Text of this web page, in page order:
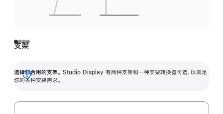
支架
选择你合用的支架。 Studio Display 有两种支架和一种支架转换器可选，以满足
你的各种安装需求。
展